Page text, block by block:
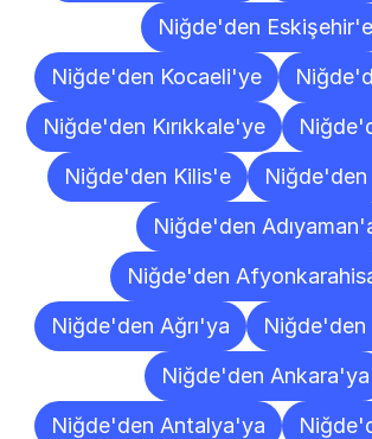
Niğde'den Eskişehir'e
Niğde'den Kocaeli'ye
Niğde'den Kırıkkale'ye
Niğde'den Kilis'e
Niğde'den
Niğde'den
Niğde'den Ağrı'ya
Niğde'den
Niğde'den Ankara'ya
Niğde'den Antalya'ya